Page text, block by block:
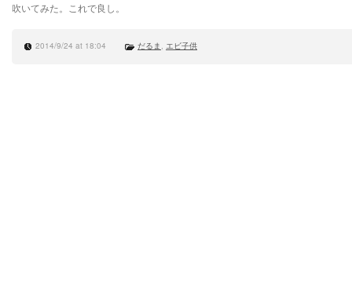
吹いてみた。これで良し。
2014/9/24 at 18:04 だるま , エビ子供